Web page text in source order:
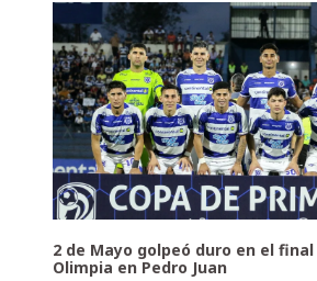
2 de Mayo golpeó duro en el
Olimpia en Pedro Juan